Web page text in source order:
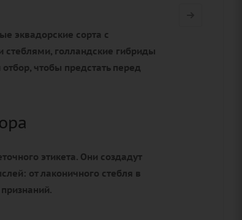
эквадорские сорта с
стеблями, голландские гибриды
чтобы предстать перед
этикета. Они создадут
от лаконичного стебля в